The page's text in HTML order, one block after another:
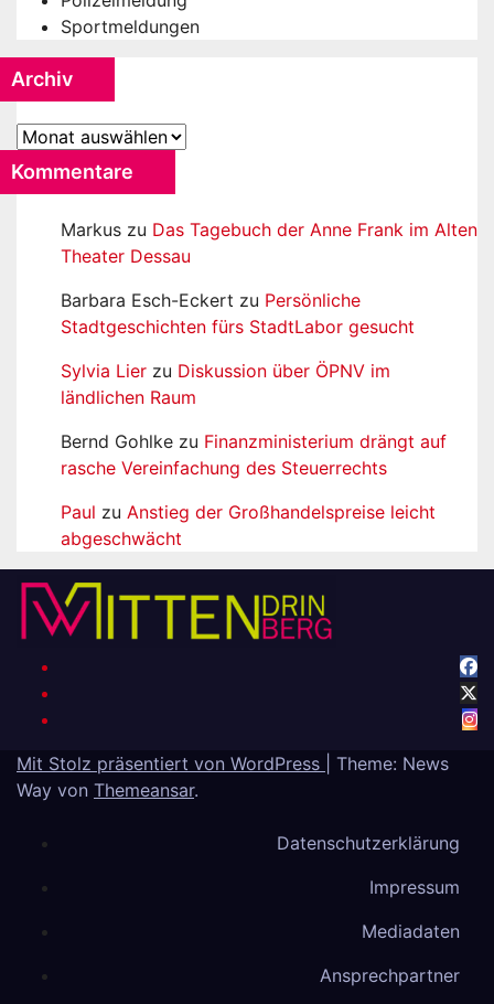
Sportmeldungen
Archiv
Archiv
Kommentare
Markus zu Das Tagebuch der Anne Frank im Alten
Theater Dessau
Barbara Esch-Eckert zu Persönliche
Stadtgeschichten fürs StadtLabor gesucht
Sylvia Lier zu Diskussion über ÖPNV im
ländlichen Raum
Bernd Gohlke zu Finanzministerium drängt auf
rasche Vereinfachung des Steuerrechts
Paul zu Anstieg der Großhandelspreise leicht
abgeschwächt
Mit Stolz präsentiert von WordPress
Theme: News
Way von Themeansar.
Datenschutzerklärung
Impressum
Mediadaten
Ansprechpartner